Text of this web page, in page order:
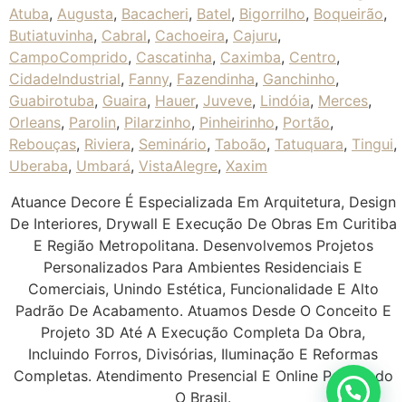
Atuba, Augusta, Bacacheri, Batel, Bigorrilho, Boqueirão,
Butiatuvinha, Cabral, Cachoeira, Cajuru,
CampoComprido, Cascatinha, Caximba, Centro,
CidadeIndustrial, Fanny, Fazendinha, Ganchinho,
Guabirotuba, Guaira, Hauer, Juveve, Lindóia, Merces,
Orleans, Parolin, Pilarzinho, Pinheirinho, Portão,
Rebouças, Riviera, Seminário, Taboão, Tatuquara, Tingui,
Uberaba, Umbará, VistaAlegre, Xaxim
Atuance Decore É Especializada Em Arquitetura, Design
De Interiores, Drywall E Execução De Obras Em Curitiba
E Região Metropolitana. Desenvolvemos Projetos
Personalizados Para Ambientes Residenciais E
Comerciais, Unindo Estética, Funcionalidade E Alto
Padrão De Acabamento. Atuamos Desde O Conceito E
Projeto 3D Até A Execução Completa Da Obra,
Incluindo Forros, Divisórias, Iluminação E Reformas
Completas. Atendimento Presencial E Online Para Todo
O Brasil.